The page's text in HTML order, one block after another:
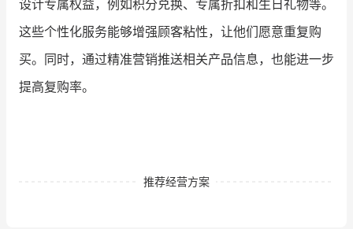
设计专属权益，例如积分兑换、专属折扣和生日礼物等。
这些个性化服务能够增强顾客粘性，让他们愿意重复购
买。同时，通过精准营销推送相关产品信息，也能进一步
提高复购率。
推荐经营方案